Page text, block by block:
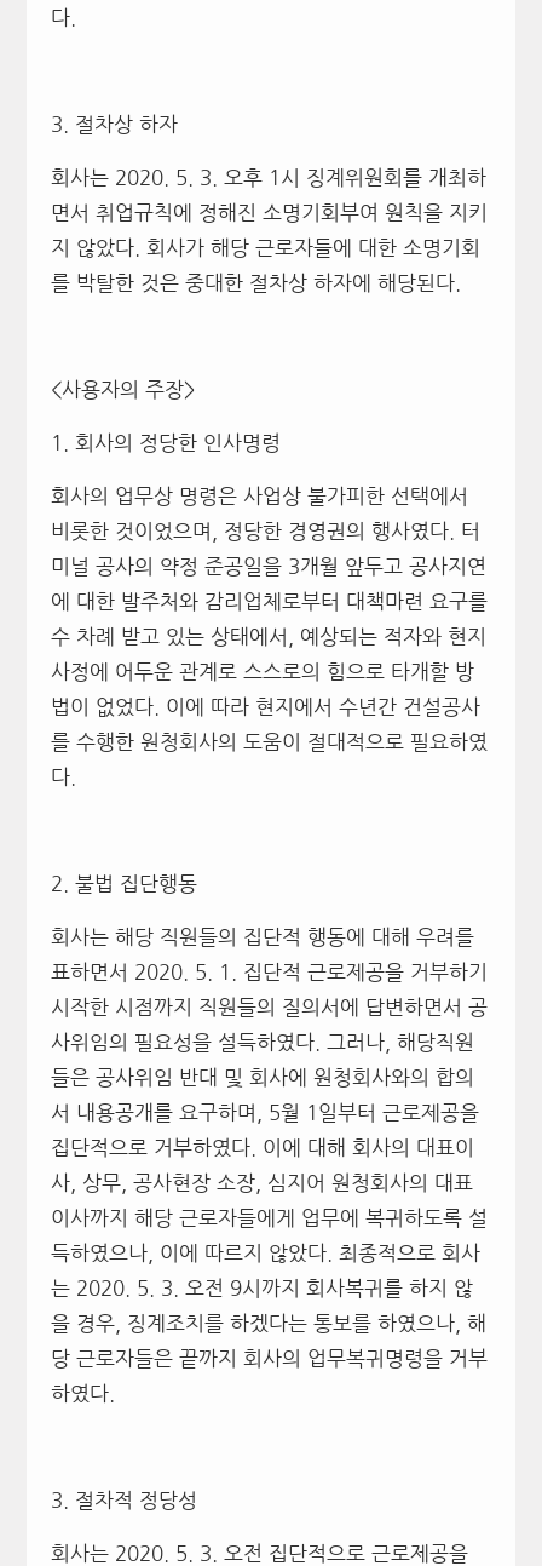
다.
3. 절차상 하자
회사는 2020. 5. 3. 오후 1시 징계위원회를 개최하
면서 취업규칙에 정해진 소명기회부여 원칙을 지키
지 않았다. 회사가 해당 근로자들에 대한 소명기회
를 박탈한 것은 중대한 절차상 하자에 해당된다.
<사용자의 주장>
1. 회사의 정당한 인사명령
회사의 업무상 명령은 사업상 불가피한 선택에서
비롯한 것이었으며, 정당한 경영권의 행사였다. 터
미널 공사의 약정 준공일을 3개월 앞두고 공사지연
에 대한 발주처와 감리업체로부터 대책마련 요구를
수 차례 받고 있는 상태에서, 예상되는 적자와 현지
사정에 어두운 관계로 스스로의 힘으로 타개할 방
법이 없었다. 이에 따라 현지에서 수년간 건설공사
를 수행한 원청회사의 도움이 절대적으로 필요하였
다.
2. 불법 집단행동
회사는 해당 직원들의 집단적 행동에 대해 우려를
표하면서 2020. 5. 1. 집단적 근로제공을 거부하기
시작한 시점까지 직원들의 질의서에 답변하면서 공
사위임의 필요성을 설득하였다. 그러나, 해당직원
들은 공사위임 반대 및 회사에 원청회사와의 합의
서 내용공개를 요구하며, 5월 1일부터 근로제공을
집단적으로 거부하였다. 이에 대해 회사의 대표이
사, 상무, 공사현장 소장, 심지어 원청회사의 대표
이사까지 해당 근로자들에게 업무에 복귀하도록 설
득하였으나, 이에 따르지 않았다. 최종적으로 회사
는 2020. 5. 3. 오전 9시까지 회사복귀를 하지 않
을 경우, 징계조치를 하겠다는 통보를 하였으나, 해
당 근로자들은 끝까지 회사의 업무복귀명령을 거부
하였다.
3. 절차적 정당성
회사는 2020. 5. 3. 오전 집단적으로 근로제공을